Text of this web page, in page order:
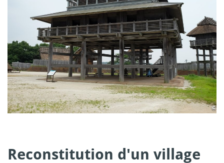
Reconstitution d'un village